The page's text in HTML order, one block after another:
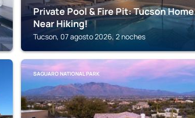
Private Pool & Fire Pit: Tucson Home
Near Hiking!
Tucson, 07 agosto 2026, 2 noches
SAGUARO NATIONAL PARK